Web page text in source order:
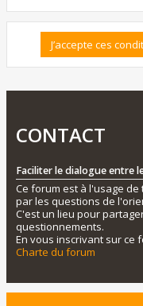
CONTACT
Faciliter le dialogue entre
Ce forum est à l'usage
par les questions de
C'est un lieu pour
questionnements.
En vous inscrivant sur ce
Charte du forum